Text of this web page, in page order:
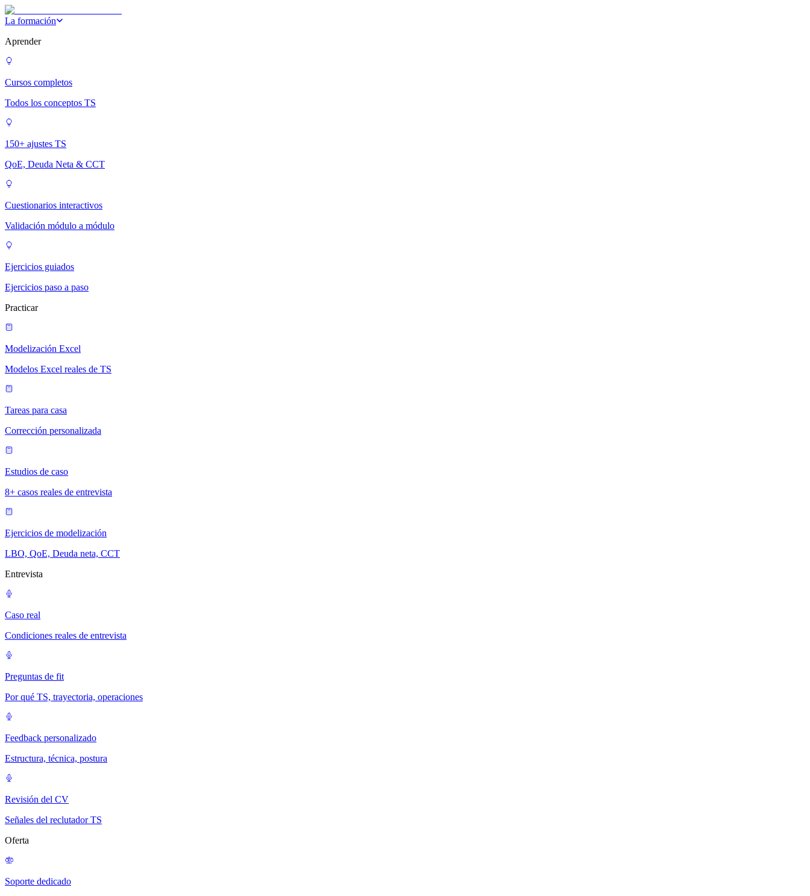
La formación
Aprender
Cursos completos
Todos los conceptos TS
150+ ajustes TS
QoE, Deuda Neta & CCT
Cuestionarios interactivos
Validación módulo a módulo
Ejercicios guiados
Ejercicios paso a paso
Practicar
Modelización Excel
Modelos Excel reales de TS
Tareas para casa
Corrección personalizada
Estudios de caso
8+ casos reales de entrevista
Ejercicios de modelización
LBO, QoE, Deuda neta, CCT
Entrevista
Caso real
Condiciones reales de entrevista
Preguntas de fit
Por qué TS, trayectoria, operaciones
Feedback personalizado
Estructura, técnica, postura
Revisión del CV
Señales del reclutador TS
Oferta
Soporte dedicado